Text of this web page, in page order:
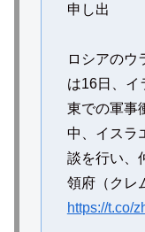
申し出
ロシアのウ
は16日、イ
東での軍事
中、イスラ
談を行い、
領府（クレ
https://t.co/